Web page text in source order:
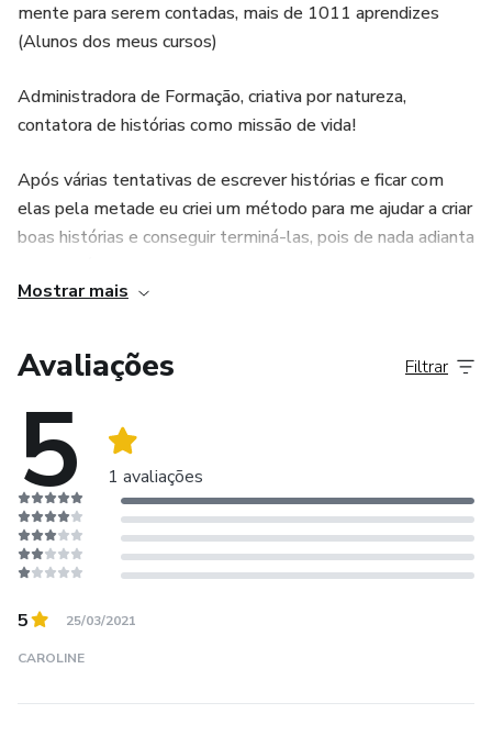
mente para serem contadas, mais de 1011 aprendizes
(Alunos dos meus cursos)
Administradora de Formação, criativa por natureza,
contatora de histórias como missão de vida!
Após várias tentativas de escrever histórias e ficar com
elas pela metade eu criei um método para me ajudar a criar
boas histórias e conseguir terminá-las, pois de nada adianta
combate a depressão na adolescência utilizando o poder
das histórias para ajudar pessoas.
Mostrar mais
Avaliações
5 1 avaliações
Filtrar
5 25/03/2021
CAROLINE